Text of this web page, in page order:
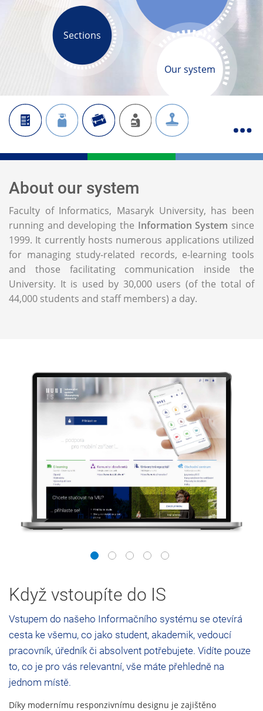
Sections
Our system
About our system
Faculty of Informatics, Masaryk University, has been
running and developing the Information System since
1999. It currently hosts numerous applications utilized
for managing study-related records, e-learning tools
and those facilitating communication inside the
University. It is used by 30,000 users (of the total of
44,000 students and staff members) a day.
Když vstoupíte do IS
Vstupem do našeho Informačního systému se otevírá
cesta ke všemu, co jako student, akademik, vedoucí
pracovník, úředník či absolvent potřebujete. Vidíte pouze
to, co je pro vás relevantní, vše máte přehledně na
jednom místě.
Díky modernímu responzivnímu designu je zajištěno